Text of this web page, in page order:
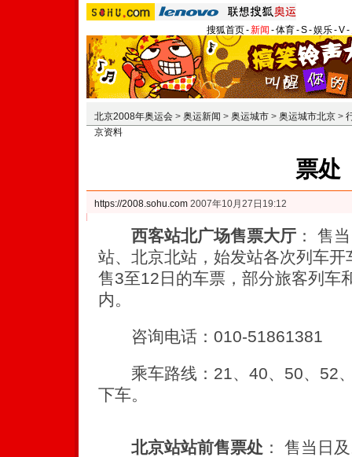
搜狐首页-新闻 -体育-S-娱乐-V-
北京2008年奥运会 > 奥运新闻 > 奥运城市 > 奥运城市北京 >
京资料
票处
https://2008.sohu.com 2007年10月27日19:12
西客站北广场售票大厅 ： 售
站、北京北站，始发站各次列车
售3至12日的车票，部分旅客列车
内。
咨询电话：010-51861381
乘车路线：21、40、50、52、
下车。
北京站站前售票处 ： 售当日